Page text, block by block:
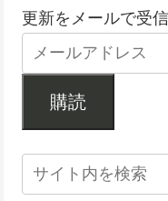
更新をメールで受
購読